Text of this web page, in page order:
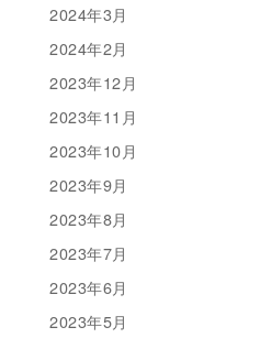
2024年3月
2024年2月
2023年12月
2023年11月
2023年10月
2023年9月
2023年8月
2023年7月
2023年6月
2023年5月